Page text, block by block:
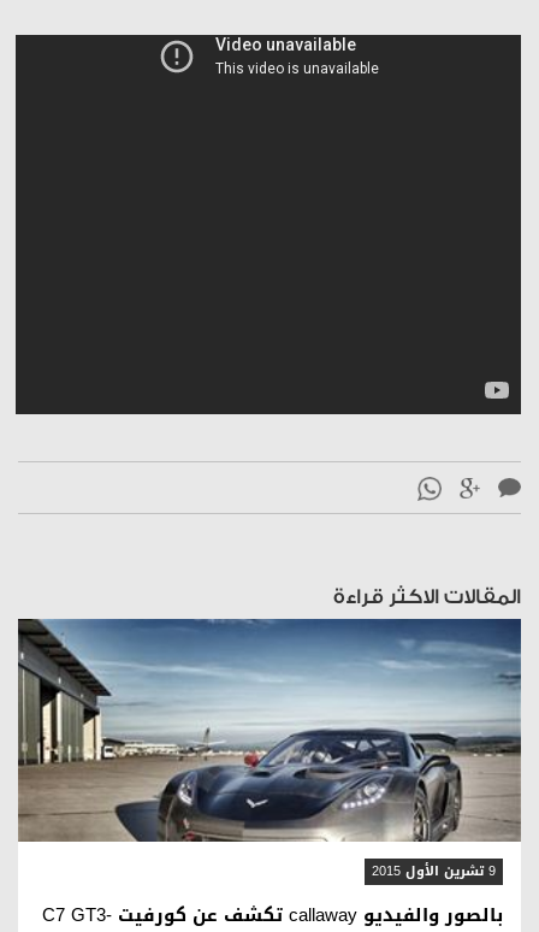
المقالات الاكثر قراءة
قراءة المقال
9 تشرين الأول 2015
بالصور والفيديو callaway تكشف عن كورفيت C7 GT3-